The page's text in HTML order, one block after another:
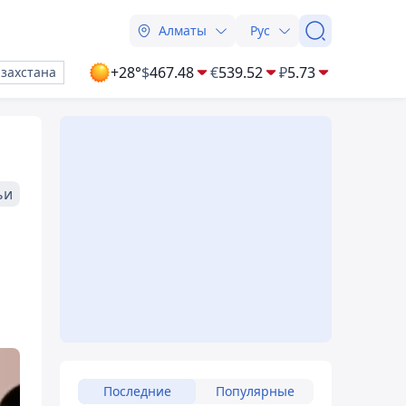
Алматы Рус
+28°$467.48 €539.52 ₽5.73
Последние Популярные